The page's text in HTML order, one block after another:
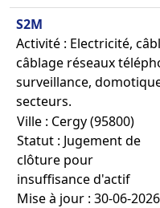
S2M
Activité : Electricité,
câblage réseaux
surveillance,
secteurs.
Ville : Cergy (95800)
Statut : Jugement de
clôture pour
insuffisance d'actif
Mise à jour : 30-06-2026